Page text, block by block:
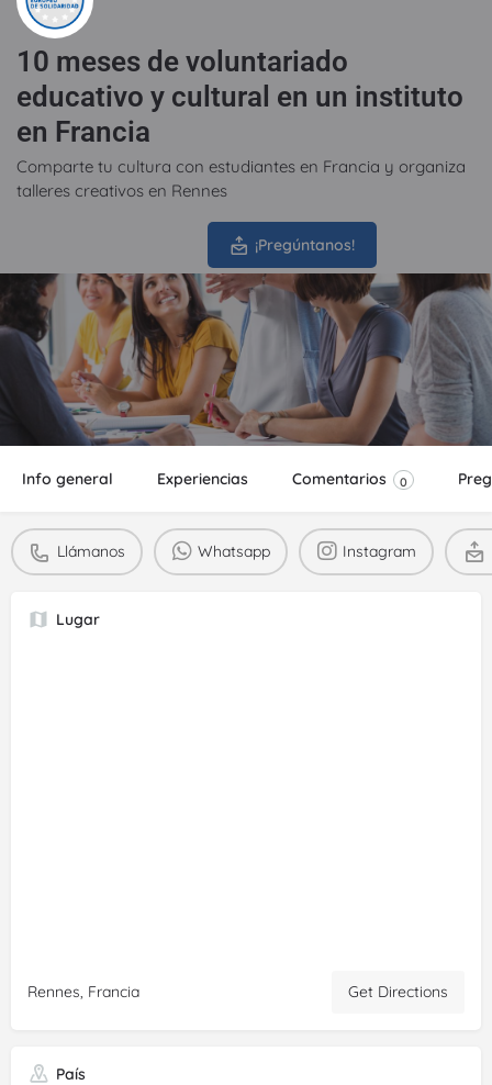
10 meses de voluntariado
educativo y cultural en un instituto
en Francia
Comparte tu cultura con estudiantes en Francia y organiza
talleres creativos en Rennes
¡Pregúntanos!
Info general Experiencias Comentarios 0
Llámanos Whatsapp Instagram
Lugar
Rennes, Francia Get Directions
País